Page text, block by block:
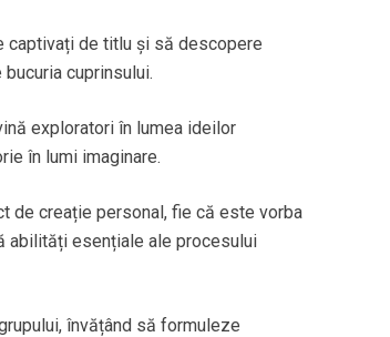
captivați de titlu și să descopere
cuprinsului.
exploratori în lumea ideilor
în lumi imaginare.
de creație personal, fie că este vorba
abilități esențiale ale procesului
învățând să formuleze